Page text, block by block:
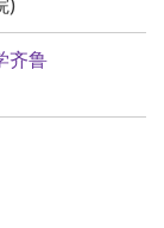
齐鲁